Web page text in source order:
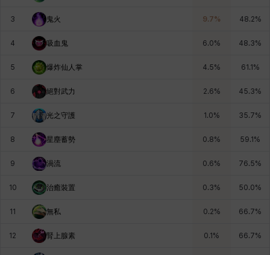
芭芭拉
蒂亞 蓋瑞特
阿德拉 阿爾達 雪琳 雷妮
3 鬼火 9.7% 48.2%
4 吸血鬼 6.0% 48.3%
5 爆炸仙人掌 4.5% 61.1 %
6 絕對武力 2.6% 45.3%
7 光之守護 1.0% 35.7%
8 星塵蓄勢 0.8% 59.1 %
9 渦流 0.6% 76.5%
10 治癒裝置 0.3% 50.0%
11 無私 0.2% 66.7%
12 腎上腺素 0.1 % 66.7%